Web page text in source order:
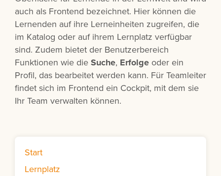
auch als Frontend bezeichnet. Hier können die
Lernenden auf ihre Lerneinheiten zugreifen, die
im Katalog oder auf ihrem Lernplatz verfügbar
sind. Zudem bietet der Benutzerbereich
Funktionen wie dieSuche, Erfolge oder ein
Profil, das bearbeitet werden kann. Für Teamleiter
findet sich im Frontend ein Cockpit, mit dem sie
Ihr Team verwalten können.
Start
Lernplatz